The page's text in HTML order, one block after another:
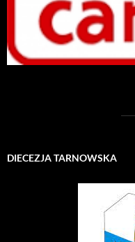
DIECEZJA TARNOWSKA